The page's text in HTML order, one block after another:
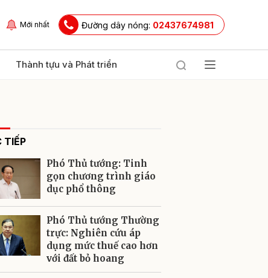
Mới nhất Đường dây nóng: 02437674981
Thành tựu và Phát triển
TIẾP
Phó Thủ tướng: Tinh
gọn chương trình giáo
dục phổ thông
Phó Thủ tướng Thường
trực: Nghiên cứu áp
dụng mức thuế cao hơn
với đất bỏ hoang